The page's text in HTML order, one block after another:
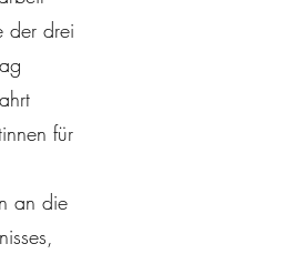
der drei
für
an die